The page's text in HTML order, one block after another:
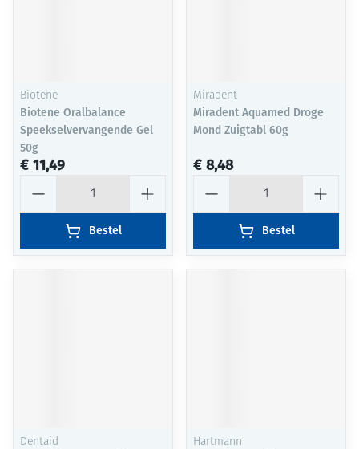
Biotene
Biotene Oralbalance
Speekselvervangende Gel
50g
€ 11,49
Bestel
Miradent
Miradent Aquamed Droge
Mond Zuigtabl 60g
€ 8,48
Bestel
Dentaid Hartmann